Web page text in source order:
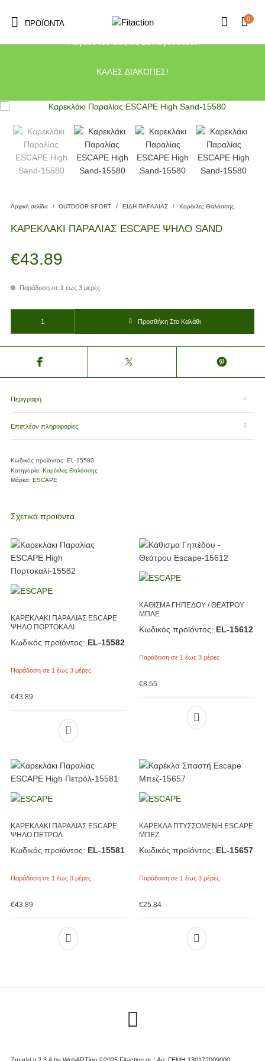
Το κατάστημα μας θα παραμείνει κλειστό λόγω διακοπών από τις 10
Αυγούστου έως τις 21 Αυγούστου.
ΚΑΛΕΣ ΔΙΑΚΟΠΕΣ!
ΠΡΟΪΌΝΤΑ
0
Αρχική σελίδα / OUTDOOR SPORT / ΕΙΔΗ ΠΑΡΑΛΙΑΣ / Καρέκλες Θαλάσσης
ΚΑΡΕΚΛΑΚΙ ΠΑΡΑΛΙΑΣ ESCAPE ΨΗΛΟ SAND
€43.89
Παράδοση σε 1 έως 3 μέρες
Προσθήκη Στο Καλάθι
Περιγραφή
Επιπλέον πληροφορίες
Κωδικός προϊόντος: EL-15580
Κατηγορία: Καρέκλες Θαλάσσης
Μάρκα: ESCAPE
Σχετικά προϊόντα
ΚΑΡΕΚΛΑΚΙ ΠΑΡΑΛΙΑΣ ESCAPE
ΨΗΛΟ ΠΟΡΤΟΚΑΛΙ
Κωδικός προϊόντος: EL-15582
Παράδοση σε 1 έως 3 μέρες
€43.89
ΚΑΘΙΣΜΑ ΓΗΠΕΔΟΥ / ΘΕΑΤΡΟΥ
ΜΠΛΕ
Κωδικός προϊόντος: EL-15612
Παράδοση σε 1 έως 3 μέρες
€8.55
ΚΑΡΕΚΛΑΚΙ ΠΑΡΑΛΙΑΣ ESCAPE
ΨΗΛΟ ΠΕΤΡΟΛ
Κωδικός προϊόντος: EL-15581
Παράδοση σε 1 έως 3 μέρες
€43.89
ΚΑΡΕΚΛΑ ΠΤΥΣΣΟΜΕΝΗ ESCAPE
ΜΠΕΖ
Κωδικός προϊόντος: EL-15657
Παράδοση σε 1 έως 3 μέρες
€25.84